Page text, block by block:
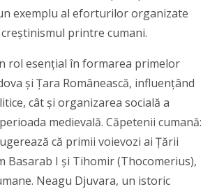
exemplu al eforturilor organizate
printre cumani.
rol esențial în formarea primelor
și Țara Românească, influențând
cât și organizarea socială a
medievală. Căpetenii cumană:
că primii voievozi ai Țării
Basarab I și Tihomir (Thocomerius),
Neagu Djuvara, un istoric